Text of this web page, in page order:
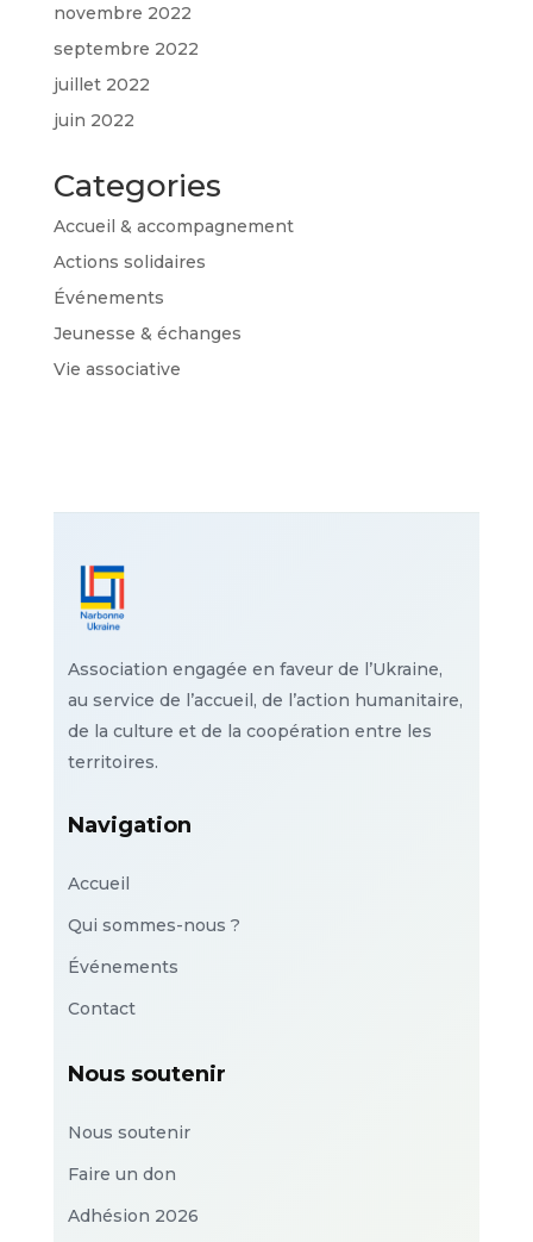
novembre 2022
septembre 2022
juillet 2022
juin 2022
Categories
Accueil & accompagnement
Actions solidaires
Événements
Jeunesse & échanges
Vie associative
Association engagée en faveur de l’Ukraine,
au service de l’accueil, de l’action humanitaire,
de la culture et de la coopération entre les
territoires.
Navigation
Accueil
Qui sommes-nous ?
Événements
Contact
Nous soutenir
Nous soutenir
Faire un don
Adhésion 2026